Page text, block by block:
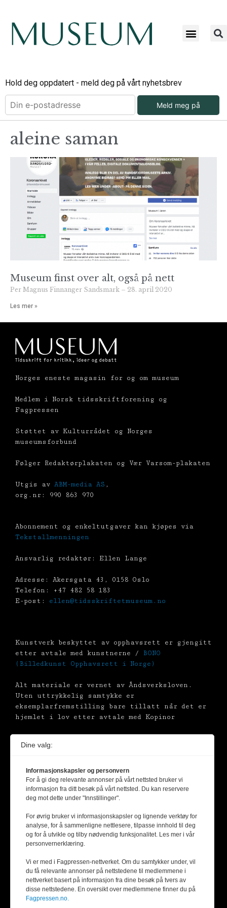
Hold deg oppdatert - meld deg på vårt nyhetsbrev
Meld meg på
aleine saman
Museum finst over alt, også på nett
Per Magnus Finnanger Sandsmark 28. april 2020
Les mer »
Norges eneste magasin for og om museum
Medlem i Norsk tidsskriftforening og
Fagpressen
Støttet av Kulturrådet og Norges
museumsforbund
Følger Redaktørplakaten og Vær Varsom-plakaten
Utgis av ABM-media AS ,
org.nr: 990 863 970
Abonnement og enkeltutgaver kan kjøpes via
Tekstallmenningen
Ansvarlig redaktør: Ellen Lange
Adresse: Akersgata 43, 0158 Oslo
Telefon: +47 482 58 183
E-post: ellen@tidsskriftetmuseum.no
Kunstverk beskyttet av opphavsrett er gjengitt
etter avtale med kunstnerne / BONO
(Billedkunst Opphavsrett i Norge)
Alt materiale er vernet av Åndsverksloven.
Uten uttrykkelig samtykke er
eksemplarfremstilling bare tillatt når det er
hjemlet i lov etter avtale med Kopinor
Dine valg:
Informasjonskapsler og personvern
For å gi deg relevante annonser på vårt nettsted bruker vi
informasjon fra ditt besøk på vårt nettsted. Du kan reservere
deg mot dette under "Innstillinger".
For øvrig bruker vi informasjonskapsler og lignende verktøy for
analyse, for å sammenligne nettlesere, tilpasse innhold til deg
og for å utvikle og tilby nødvendig funksjonalitet. Les mer i vår
personvernerklæring.
Vi er med i Fagpressen-nettverket. Om du samtykker under, vil
du få relevante annonser på nettstedene til medlemmene i
nettverket basert på informasjon fra dine besøk på tvers av
disse nettstedene. En oversikt over medlemmene finner du på
Fagpressen.no.